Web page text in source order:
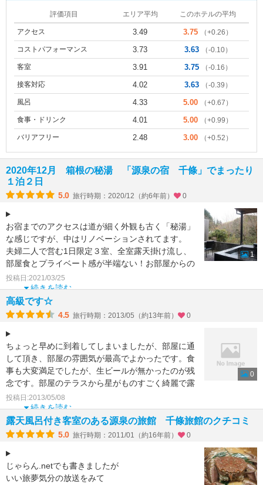
評価項目 エリア平均 このホテルの平均
アクセス 3.49 3.75 （+0.26）
コストパフォーマンス 3.73 3.63 （-0.10）
客室 3.91 3.75 （-0.16）
接客対応 4.02 3.63 （-0.39）
風呂 4.33 5.00 （+0.67）
食事・ドリンク 4.01 5.00 （+0.99）
バリアフリー 2.48 3.00 （+0.52）
2020年12月 箱根の秘湯 「源泉の宿 千條」でまったり
１泊２日
5.0 旅行時期：2020/12（約6年前） 0
お宿までのアクセスは道が細く外観も古く「秘湯」
な感じですが、中はリノベーションされてます。
夫婦二人で営む1日限定３室、全室露天掛け流し、
部屋食とプライベート感が半端ない！お部屋からの
景色は山そのも
続きを読む
投稿日:2021/03/25
1
高級です☆
4.5 旅行時期：2013/05（約13年前） 0
ちょっと早めに到着してしまいましたが、部屋に通
して頂き、部屋の雰囲気が最高でよかったです。食
事も大変満足でしたが、生ビールが無かったのが残
念です。部屋のテラスから星がものすごく綺麗で露
天から見える星は
続きを読む
投稿日:2013/05/08
0
露天風呂付き客室のある源泉の旅館 千條旅館のクチコミ
5.0 旅行時期：2011/01（約16年前） 0
じゃらん.netでも書きましたが
いい旅夢気分の放送をみて